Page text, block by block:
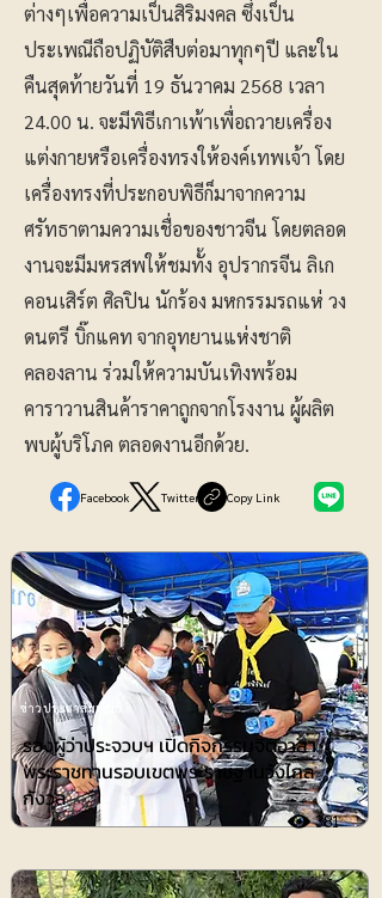
ต่างๆเพื่อความเป็นสิริมงคล ซึ่งเป็น
ประเพณีถือปฏิบัติสืบต่อมาทุกๆปี และใน
คืนสุดท้ายวันที่ 19 ธันวาคม 2568 เวลา
24.00 น. จะมีพิธีเกาเพ้าเพื่อถวายเครื่อง
แต่งกายหรือเครื่องทรงให้องค์เทพเจ้า โดย
เครื่องทรงที่ประกอบพิธีก็มาจากความ
ศรัทธาตามความเชื่อของชาวจีน โดยตลอด
งานจะมีมหรสพให้ชมทั้ง อุปรากรจีน ลิเก
คอนเสิร์ต ศิลปิน นักร้อง มหกรรมรถแห่ วง
ดนตรี บิ๊กแคท จากอุทยานแห่งชาติ
คลองลาน ร่วมให้ความบันเทิงพร้อม
คาราวานสินค้าราคาถูกจากโรงงาน ผู้ผลิต
พบผู้บริโภค ตลอดงานอีกด้วย.
Facebook Twitter Copy Link
รองผู้ว่าประจวบฯ เปิดกิจกรรมจิตอาสา
พระราชทานรอบเขตพระราชฐานวังไกล
กังวล
381
ข่าวประชาสัมพันธ์